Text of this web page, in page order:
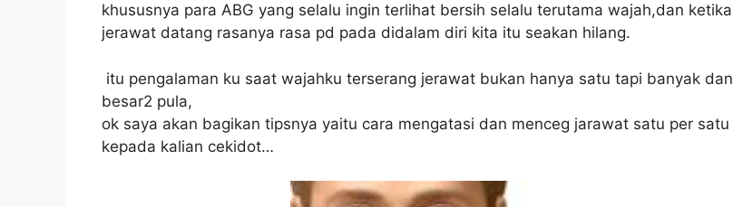
khususnya para ABG yang selalu ingin terlihat bersih selalu terutama wajah,dan ketika
jerawat datang rasanya rasa pd pada didalam diri kita itu seakan hilang.
itu pengalaman ku saat wajahku terserang jerawat bukan hanya satu tapi banyak dan
besar2 pula,
ok saya akan bagikan tipsnya yaitu cara mengatasi dan menceg jarawat satu per satu
kepada kalian cekidot…